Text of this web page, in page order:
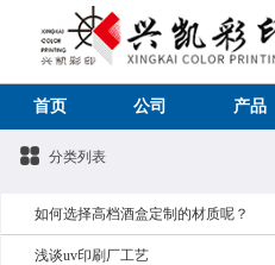
首页 公司 产品
分类列表
如何选择高档酒盒定制的材质呢？
浅谈uv印刷厂工艺